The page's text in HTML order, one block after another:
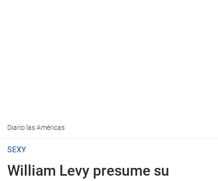
Diario las Américas
SEXY
William Levy presume su